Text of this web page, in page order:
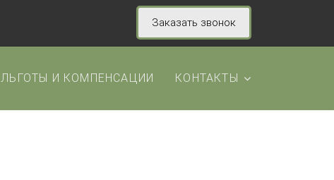
Заказать звонок
ЛЬГОТЫ И КОМПЕНСАЦИИ КОНТАКТЫ